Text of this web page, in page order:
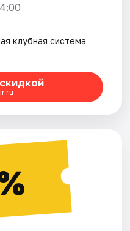
клубная система